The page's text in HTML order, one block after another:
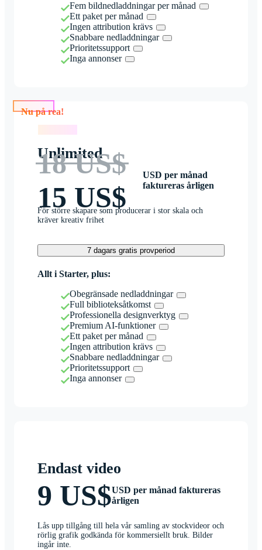
Fem bildnedladdningar per månad
Ett paket per månad
Ingen attribution krävs
Snabbare nedladdningar
Prioritetssupport
Inga annonser
Nu på rea!
Unlimited
18 US$
15 US$
USD per månad
faktureras årligen
För större skapare som producerar i stor skala och
kräver kreativ frihet
7 dagars gratis provperiod
Allt i Starter, plus:
Obegränsade nedladdningar
Full biblioteksåtkomst
Professionella designverktyg
Premium AI-funktioner
Ett paket per månad
Ingen attribution krävs
Snabbare nedladdningar
Prioritetssupport
Inga annonser
Endast video
9 US$USD per månad faktureras
årligen
Lås upp tillgång till hela vår samling av stockvideor och
rörlig grafik godkända för kommersiellt bruk. Bilder
ingår inte.